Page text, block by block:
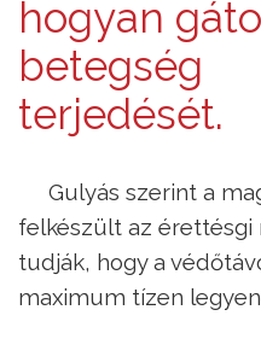
hogyan
betegség
terjedését.
Gulyás szerint a
felkészült az érettésgi
tudják, hogy a
maximum tízen